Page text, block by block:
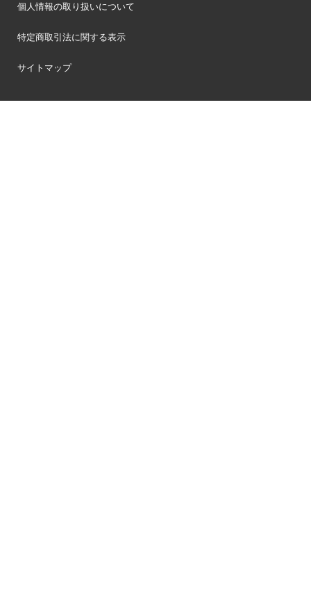
個人情報の取り扱いについて
特定商取引法に関する表示
サイトマップ